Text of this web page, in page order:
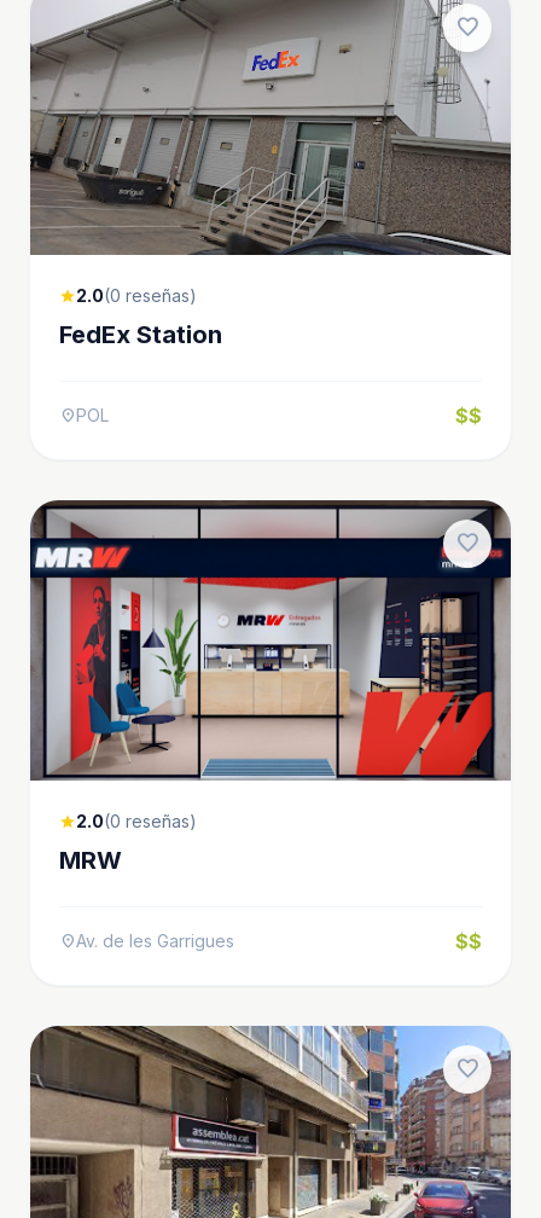
favorite
star2.0(0 reseñas)
FedEx Station
location_onPOL $$
favorite
star2.0(0 reseñas)
MRW
location_onAv. de les Garrigues $$
favorite